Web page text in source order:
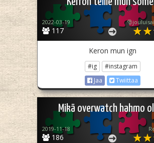
117
2022-03-19
Keron mun ign
#ig
#instagram
Jaa
Twiittaa
Mikä overwatch hahmo
186
2019-11-18